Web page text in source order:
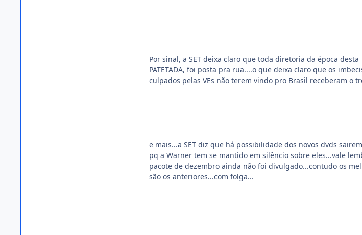
Por sinal, a SET deixa claro que toda diretoria da época desta
PATETADA, foi posta pra rua....o que deixa claro que os
culpados pelas VEs não terem vindo pro Brasil receberam o
e mais...a SET diz que há possibilidade dos novos dvds
pq a Warner tem se mantido em silêncio sobre eles...vale
pacote de dezembro ainda não foi divulgado...contudo os
são os anteriores...com folga...